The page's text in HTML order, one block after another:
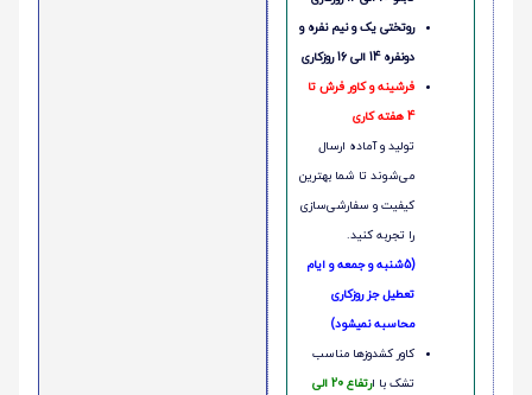
روتختی یک و نیم نفره و
دونفره 14 الی 16 روزکاری
فرشینه و کاور فرش تا
4 هفته کاری
تولید و آماده ارسال
می‌شوند تا شما بهترین
کیفیت و سفارشی‌سازی
را تجربه کنید.
(5شنبه و جمعه و ایام
تعطیل جز روزکاری
محاسبه نمیشود)
کاور کشدوزها مناسب
تشک با ا
رتفاع 20 الی